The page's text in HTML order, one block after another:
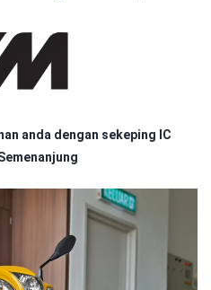
anda dengan sekeping IC